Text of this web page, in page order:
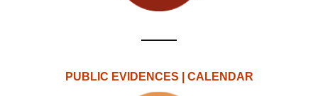
PUBLIC EVIDENCES | CALENDAR